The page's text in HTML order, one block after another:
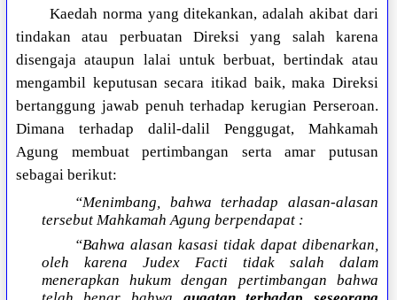
Kaedah norma yang ditekankan, adalah akibat dari
tindakan atau perbuatan Direksi yang salah karena
disengaja ataupun lalai untuk berbuat, bertindak atau
mengambil keputusan secara itikad baik, maka Direksi
bertanggung jawab penuh terhadap kerugian Perseroan.
Dimana terhadap dalil-dalil Penggugat, Mahkamah
Agung membuat pertimbangan serta amar putusan
sebagai berikut:
“Menimbang, bahwa terhadap alasan-alasan
tersebut Mahkamah Agung berpendapat :
“Bahwa alasan kasasi tidak dapat dibenarkan,
oleh karena Judex Facti tidak salah dalam
menerapkan hukum dengan pertimbangan bahwa